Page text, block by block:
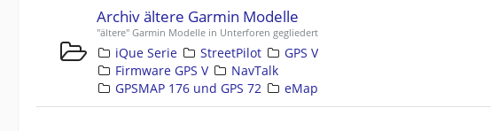
Archiv ältere Garmin Modelle
"ältere" Garmin Modelle in Unterforen gegliedert
iQue Serie StreetPilot
GPS V
Firmware GPS V
NavTalk
GPSMAP 176 und GPS 72
eMap